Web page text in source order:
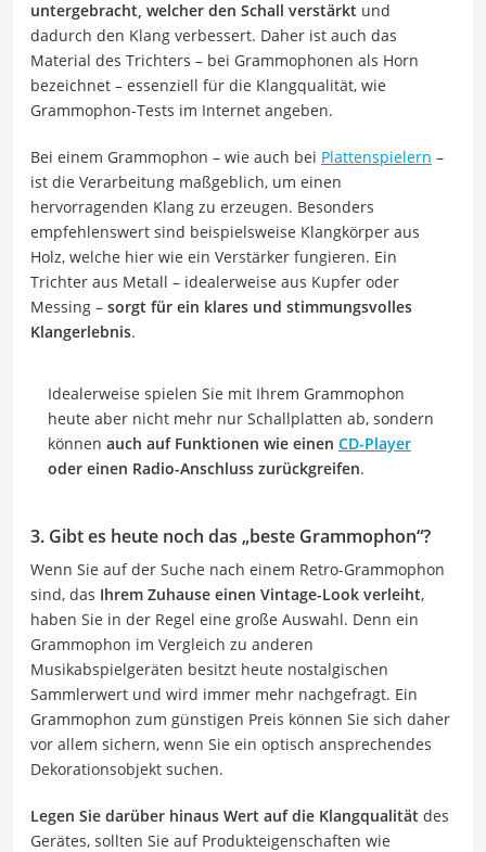
untergebracht, welcher den Schall verstärkt und
dadurch den Klang verbessert. Daher ist auch das
Material des Trichters – bei Grammophonen als Horn
bezeichnet – essenziell für die Klangqualität, wie
Grammophon-Tests im Internet angeben.
Bei einem Grammophon – wie auch bei Plattenspielern –
ist die Verarbeitung maßgeblich, um einen
hervorragenden Klang zu erzeugen. Besonders
empfehlenswert sind beispielsweise Klangkörper aus
Holz, welche hier wie ein Verstärker fungieren. Ein
Trichter aus Metall – idealerweise aus Kupfer oder
Messing – sorgt für ein klares und stimmungsvolles
Klangerlebnis.
Idealerweise spielen Sie mit Ihrem Grammophon
heute aber nicht mehr nur Schallplatten ab, sondern
können auch auf Funktionen wie einen CD-Player
oder einen Radio-Anschluss zurückgreifen.
3. Gibt es heute noch das „beste Grammophon“?
Wenn Sie auf der Suche nach einem Retro-Grammophon
sind, das Ihrem Zuhause einen Vintage-Look verleiht,
haben Sie in der Regel eine große Auswahl. Denn ein
Grammophon im Vergleich zu anderen
Musikabspielgeräten besitzt heute nostalgischen
Sammlerwert und wird immer mehr nachgefragt. Ein
Grammophon zum günstigen Preis können Sie sich daher
vor allem sichern, wenn Sie ein optisch ansprechendes
Dekorationsobjekt suchen.
Legen Sie darüber hinaus Wert auf die Klangqualität des
Gerätes, sollten Sie auf Produkteigenschaften wie